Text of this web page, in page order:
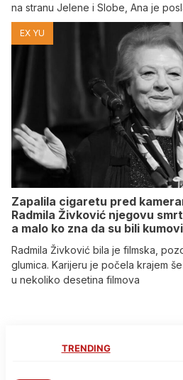
na stranu Jelene i Slobe, Ana je
EX YU
Zapalila cigaretu pred
Radmila Živković njegovu
a malo ko zna da su bili kumovi
Radmila Živković bila je filmska,
glumica. Karijeru je počela krajem
u nekoliko desetina filmova
TRENDING